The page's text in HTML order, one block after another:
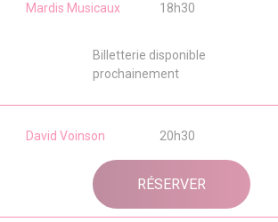
Mardis Musicaux 18h30
Billetterie disponible
prochainement
David Voinson 20h30
RÉSERVER